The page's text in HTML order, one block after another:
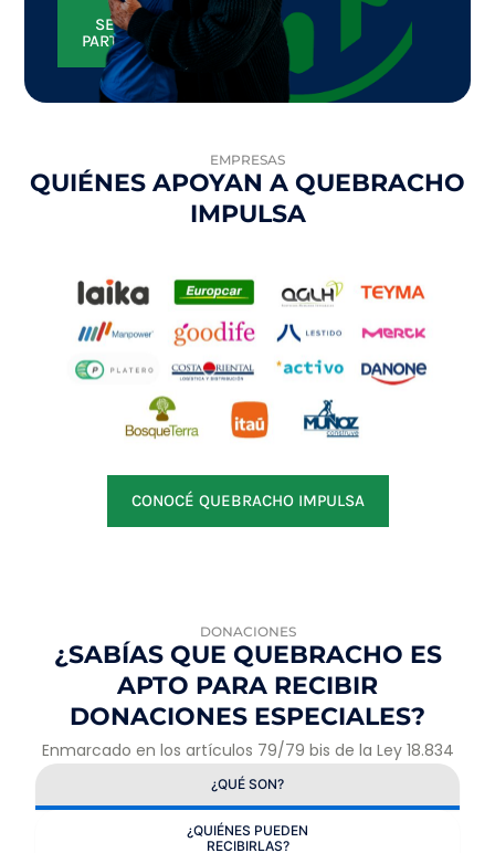
SE
PARTE
EMPRESAS
QUIÉNES APOYAN A QUEBRACHO
IMPULSA
CONOCÉ QUEBRACHO IMPULSA
DONACIONES
¿SABÍAS QUE QUEBRACHO ES
APTO PARA RECIBIR
DONACIONES ESPECIALES?
Enmarcado en los artículos 79/79 bis de la Ley 18.834
¿QUÉ SON?
¿QUIÉNES PUEDEN
RECIBIRLAS?